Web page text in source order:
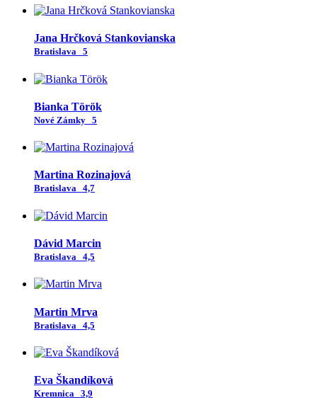
Jana Hrčková Stankovianska
Bratislava 5
Bianka Török
Nové Zámky 5
Martina Rozinajová
Bratislava 4,7
Dávid Marcin
Bratislava 4,5
Martin Mrva
Bratislava 4,5
Eva Škandíková
Kremnica 3,9